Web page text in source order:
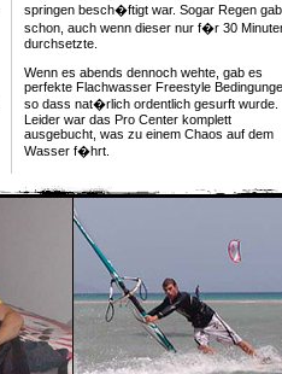
springen besch�ftigt war. Sogar Regen
schon, auch wenn dieser nur f�r 30
durchsetzte.
Wenn es abends dennoch wehte, gab es
perfekte Flachwasser Freestyle
so dass nat�rlich ordentlich gesurft wurde.
Leider war das Pro Center komplett
ausgebucht, was zu einem Chaos auf dem
Wasser f�hrt.